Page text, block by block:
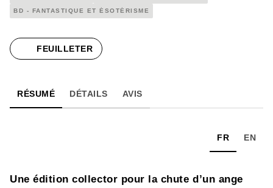
BD - FANTASTIQUE ET ÉSOTÉRISME
FEUILLETER
RÉSUMÉ DÉTAILS AVIS
FR EN
Une édition collector pour la chute d’un ange